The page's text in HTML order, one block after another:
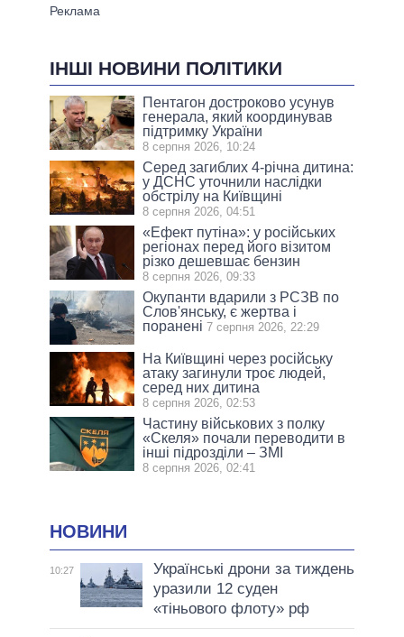
ІНШІ НОВИНИ ПОЛІТИКИ
Пентагон достроково усунув
генерала, який координував
підтримку України
8 серпня 2026, 10:24
Серед загиблих 4-річна дитина:
у ДСНС уточнили наслідки
обстрілу на Київщині
8 серпня 2026, 04:51
«Ефект путіна»: у російських
регіонах перед його візитом
різко дешевшає бензин
8 серпня 2026, 09:33
Окупанти вдарили з РСЗВ по
Слов'янську, є жертва і
поранені 7 серпня 2026, 22:29
На Київщині через російську
атаку загинули троє людей,
серед них дитина
8 серпня 2026, 02:53
Частину військових з полку
«Скеля» почали переводити в
інші підрозділи – ЗМІ
8 серпня 2026, 02:41
НОВИНИ
10:27
Українські дрони за тиждень
уразили 12 суден
«тіньового флоту» рф